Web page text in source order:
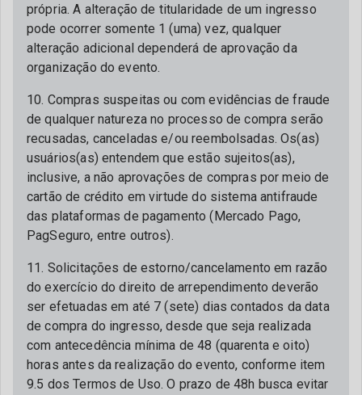
própria. A alteração de titularidade de um ingresso
pode ocorrer somente 1 (uma) vez, qualquer
alteração adicional dependerá de aprovação da
organização do evento.
10. Compras suspeitas ou com evidências de fraude
de qualquer natureza no processo de compra serão
recusadas, canceladas e/ou reembolsadas. Os(as)
usuários(as) entendem que estão sujeitos(as),
inclusive, a não aprovações de compras por meio de
cartão de crédito em virtude do sistema antifraude
das plataformas de pagamento (Mercado Pago,
PagSeguro, entre outros).
11. Solicitações de estorno/cancelamento em razão
do exercício do direito de arrependimento deverão
ser efetuadas em até 7 (sete) dias contados da data
de compra do ingresso, desde que seja realizada
com antecedência mínima de 48 (quarenta e oito)
horas antes da realização do evento, conforme item
9.5 dos Termos de Uso. O prazo de 48h busca evitar